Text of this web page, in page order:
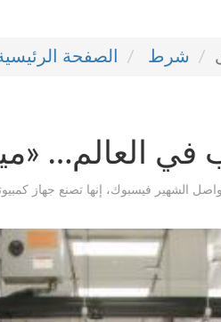
الصفحة شرط
العالم…
الشهير فيسبوك، إنها تصنع جهاز